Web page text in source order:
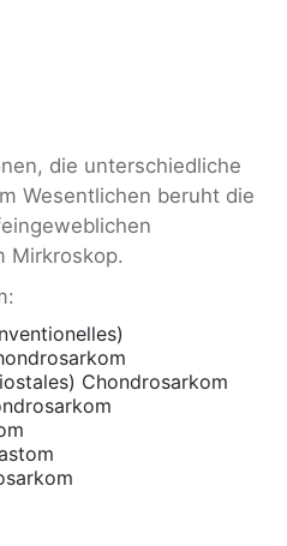
die unterschiedliche
Wesentlichen beruht die
Mirkroskop.
Chondrosarkom